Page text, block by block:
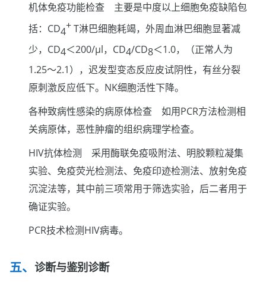
机体免疫功能检查 主要是中度以上细胞免疫缺陷包
括：CD4+T淋巴细胞耗竭，外周血淋巴细胞显著减
少，CD4＜200/μl，CD4/CD8＜1.0，（正常人为
1.25～2.1），迟发型变态反应皮试阴性，有丝分裂
原刺激反应低下。NK细胞活性下降。
各种致病性感染的病原体检查 如用PCR方法检测相
关病原体，恶性肿瘤的组织病理学检查。
HIV抗体检测 采用酶联免疫吸附法、明胶颗粒凝集
实验、免疫荧光检测法、免疫印迹检测法、放射免疫
沉淀法等，其中前三项常用于筛选实验，后二者用于
确证实验。
PCR技术检测HIV病毒。
诊断与鉴别诊断